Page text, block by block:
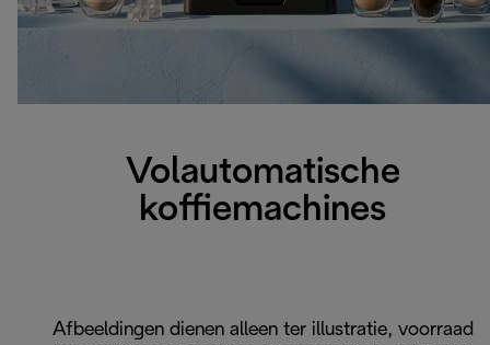
Volautomatische
koffiemachines
Afbeeldingen dienen alleen ter illustratie, voorraad